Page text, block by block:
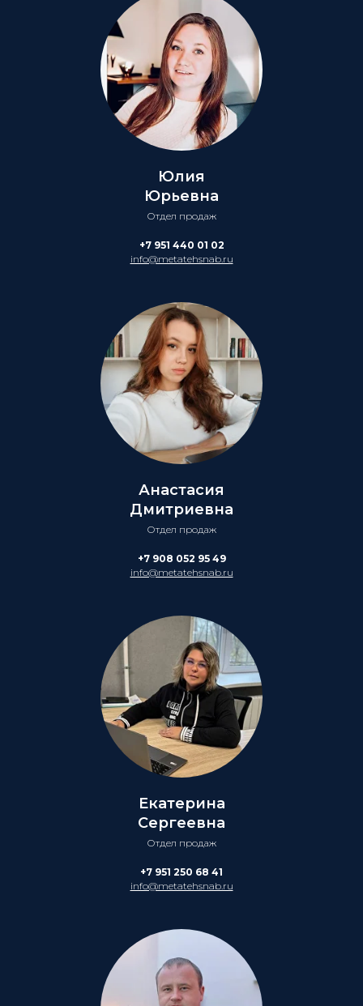
Юлия
Юрьевна
Отдел продаж
+7 951 440 01 02
info@metatehsnab.ru
Анастасия
Дмитриевна
Отдел продаж
+7 908 052 95 49
info@metatehsnab.ru
Екатерина
Сергеевна
Отдел продаж
+7 951 250 68 41
info@metatehsnab.ru